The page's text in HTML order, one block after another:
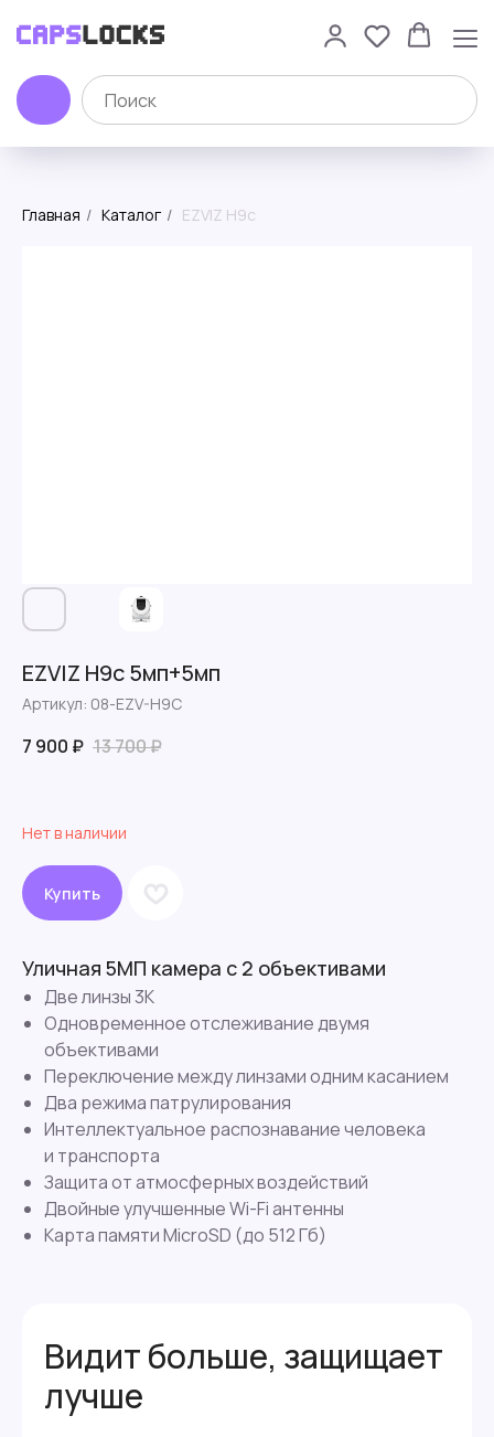
Главная / Каталог / EZVIZ H9c
EZVIZ H9c 5мп+5мп
Артикул: 08-EZV-H9C
7 900 ₽ 13 700₽
Нет в наличии
Купить
Уличная 5МП камера с 2 объективами
Две линзы 3К
Одновременное отслеживание двумя
объективами
Переключение между линзами одним касанием
Два режима патрулирования
Интеллектуальное распознавание человека
и транспорта
Защита от атмосферных воздействий
Двойные улучшенные Wi-Fi антенны
Карта памяти MicroSD (до 512 Гб)
Видит больше, защищает
лучше